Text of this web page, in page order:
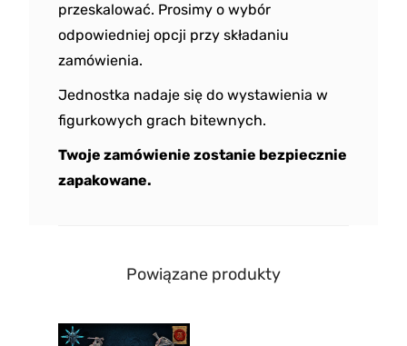
przeskalować. Prosimy o wybór
odpowiedniej opcji przy składaniu
zamówienia.
Jednostka nadaje się do wystawienia w
figurkowych grach bitewnych.
Twoje zamówienie zostanie bezpiecznie
zapakowane.
Powiązane produkty